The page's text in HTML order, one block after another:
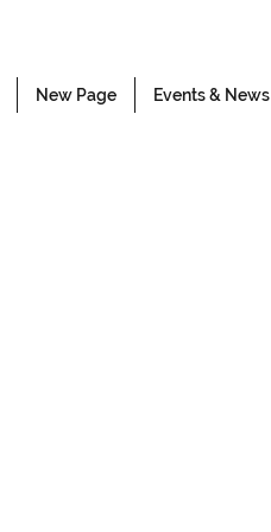
New Page Events & News